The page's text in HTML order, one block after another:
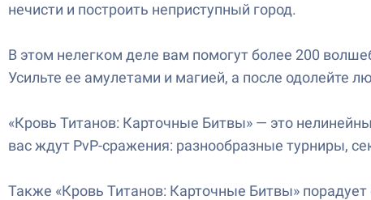
нечисти и построить неприступный город.
В этом нелегком деле вам помогут более 200
Усильте ее амулетами и магией, а после одолейте
«Кровь Титанов: Карточные Битвы» — это
вас ждут PvP-сражения: разнообразные турниры,
Также «Кровь Титанов: Карточные Битвы»